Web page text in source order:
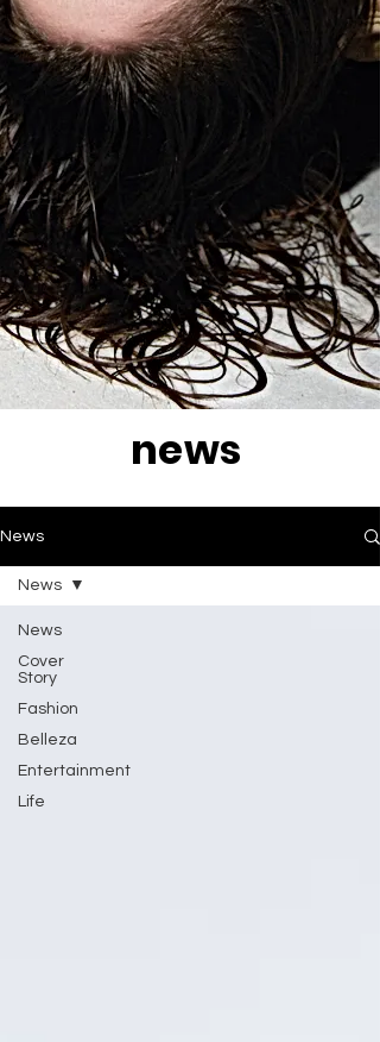
news
News
News
Cover
Story
Fashion
Belleza
Entertainment
Life
News